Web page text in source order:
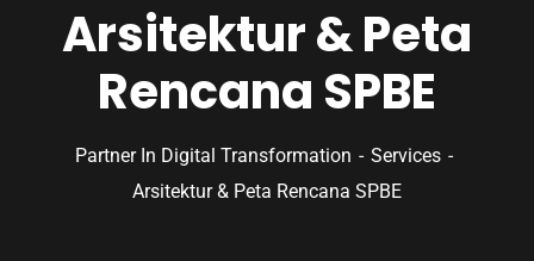
Arsitektur & Peta
Rencana SPBE
Partner In Digital Transformation
Services
Arsitektur & Peta Rencana SPBE